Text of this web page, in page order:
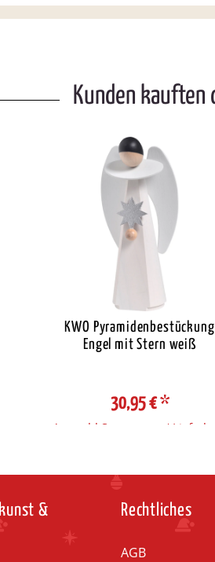
Kunden
KWO Pyramidenbestückung
Engel mit Stern weiß
30,95 €*
Auswahl Steuerzone /
&
Rechtliches
AGB